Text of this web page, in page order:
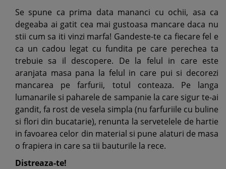
Se spune ca prima data mananci cu ochii, asa ca
degeaba ai gatit cea mai gustoasa mancare daca nu
stii cum sa iti vinzi marfa! Gandeste-te ca fiecare fel e
ca un cadou legat cu fundita pe care perechea ta
trebuie sa il descopere. De la felul in care este
aranjata masa pana la felul in care pui si decorezi
mancarea pe farfurii, totul conteaza. Pe langa
lumanarile si paharele de sampanie la care sigur te-ai
gandit, fa rost de vesela simpla (nu farfuriile cu buline
si flori din bucatarie), renunta la servetelele de hartie
in favoarea celor din material si pune alaturi de masa
o frapiera in care sa tii bauturile la rece.
Distreaza-te!